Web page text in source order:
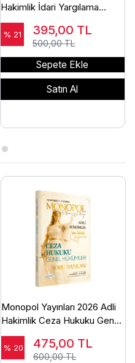
Hakimlik İdari Yargılama
Hukuku Soru Bankası
Çözümlü Ömer Keskinsoy
% 21 395,00 TL
500,00 TL
Sepete Ekle
Satın Al
Monopol Yayınları 2026 Adli
Hakimlik Ceza Hukuku Genel
Hükümler Soru Bankası
Çözümlü Ömer Keskinsoy
% 20 475,00 TL
600,00 TL